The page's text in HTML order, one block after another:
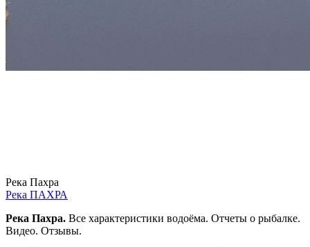
Река Пахра
Река ПАХРА
Река Пахра. Все характеристики водоёма. Отчеты о рыбалке.
Видео. Отзывы.